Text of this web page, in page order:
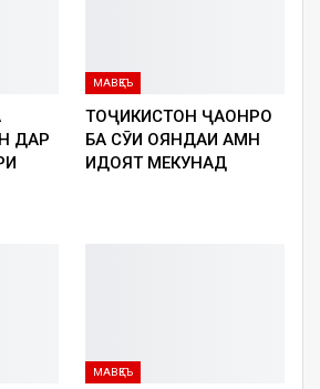
ДАР
МАВҚЕЪ
ТОҶИКИСТОН ҶАҲОНРО
БА СӮИ ОЯНДАИ АМН
ҲИДОЯТ МЕКУНАД
МАВҚЕЪ